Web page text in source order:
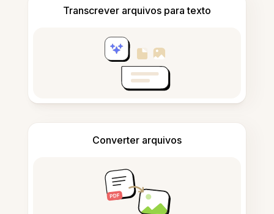
Transcrever arquivos para texto
Converter arquivos